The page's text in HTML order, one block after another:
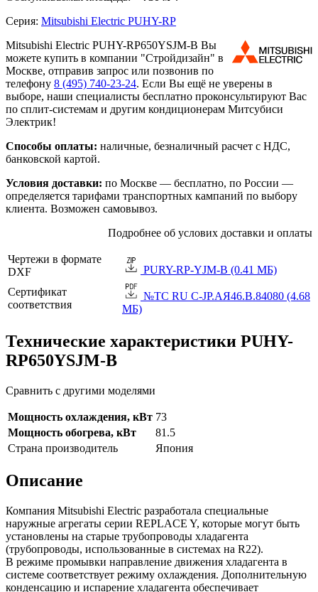
Серия: Mitsubishi Electric PUHY-RP
Mitsubishi Electric PUHY-RP650YSJM-B Вы
можете купить в компании "Стройдизайн" в
Москве, отправив запрос или позвонив по
телефону 8 (495) 740-23-24. Если Вы ещё не уверены в
выборе, наши специалисты бесплатно проконсультируют Вас
по сплит-системам и другим кондиционерам Митсубиси
Электрик!
Способы оплаты: наличные, безналичный расчет с НДС,
банковской картой.
Условия доставки: по Москве — бесплатно, по России —
определяется тарифами транспортных кампаний по выбору
клиента. Возможен самовывоз.
Подробнее об услових доставки и оплаты
Чертежи в формате
DXF
PURY-RP-YJM-B (0.41 МБ)
Сертификат
соответствия
№TC RU C-JP.АЯ46.B.84080 (4.68
МБ)
Технические характеристики PUHY-
RP650YSJM-B
Сравнить с другими моделями
Мощность охлаждения, кВт 73
Мощность обогрева, кВт
81.5
Страна производитель
Япония
Описание
Компания Mitsubishi Electric разработала специальные
наружные агрегаты серии REPLACE Y, которые могут быть
установлены на старые трубопроводы хладагента
(трубопроводы, использованные в системах на R22).
В режиме промывки направление движения хладагента в
системе соответствует режиму охлаждения. Дополнительную
конденсацию и испарение хладагента обеспечивает